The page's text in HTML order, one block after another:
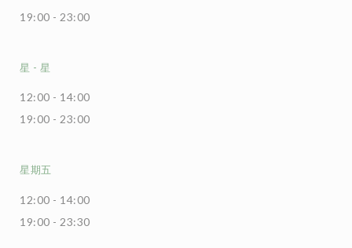
19:00 - 23:00
星 - 星
12:00 - 14:00
19:00 - 23:00
星期五
12:00 - 14:00
19:00 - 23:30